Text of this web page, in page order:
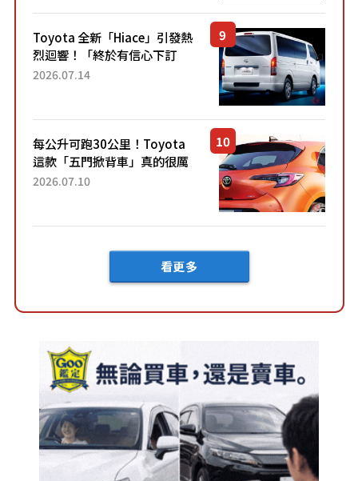
「三...
Toyota 全新「Hiace」引發熱
烈迴響！「終於有信心下訂
了！」「哪個等級交車最
車？...
2026.07.14
每公升可跑30公里！Toyota
這款「五門掀背車」真的很厲
害！ 擁有全長4.3公尺的「剛剛
2026.07.10
看更多